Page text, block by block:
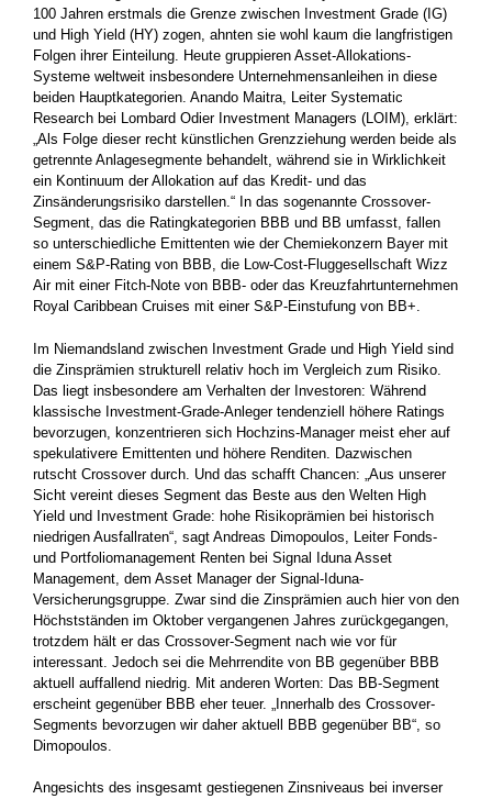
100 Jahren erstmals die Grenze zwischen Investment Grade (IG)
und High Yield (HY) zogen, ahnten sie wohl kaum die langfristigen
Folgen ihrer Einteilung. Heute gruppieren Asset-Allokations-
Systeme weltweit insbesondere Unternehmensanleihen in diese
beiden Hauptkategorien. Anando Maitra, Leiter Systematic
Research bei Lombard Odier Investment Managers (LOIM), erklärt:
„Als Folge dieser recht künstlichen Grenzziehung werden beide als
getrennte Anlagesegmente behandelt, während sie in Wirklichkeit
ein Kontinuum der Allokation auf das Kredit- und das
Zinsänderungsrisiko darstellen.“ In das sogenannte Crossover-
Segment, das die Ratingkategorien BBB und BB umfasst, fallen
so unterschiedliche Emittenten wie der Chemiekonzern Bayer mit
einem S&P-Rating von BBB, die Low-Cost-Fluggesellschaft Wizz
Air mit einer Fitch-Note von BBB- oder das Kreuzfahrtunternehmen
Royal Caribbean Cruises mit einer S&P-Einstufung von BB+.
Im Niemandsland zwischen Investment Grade und High Yield sind
die Zinsprämien strukturell relativ hoch im Vergleich zum Risiko.
Das liegt insbesondere am Verhalten der Investoren: Während
klassische Investment-Grade-Anleger tendenziell höhere Ratings
bevorzugen, konzentrieren sich Hochzins-Manager meist eher auf
spekulativere Emittenten und höhere Renditen. Dazwischen
rutscht Crossover durch. Und das schafft Chancen: „Aus unserer
Sicht vereint dieses Segment das Beste aus den Welten High
Yield und Investment Grade: hohe Risikoprämien bei historisch
niedrigen Ausfallraten“, sagt Andreas Dimopoulos, Leiter Fonds-
und Portfoliomanagement Renten bei Signal Iduna Asset
Management, dem Asset Manager der Signal-Iduna-
Versicherungsgruppe. Zwar sind die Zinsprämien auch hier von den
Höchstständen im Oktober vergangenen Jahres zurückgegangen,
trotzdem hält er das Crossover-Segment nach wie vor für
interessant. Jedoch sei die Mehrrendite von BB gegenüber BBB
aktuell auffallend niedrig. Mit anderen Worten: Das BB-Segment
erscheint gegenüber BBB eher teuer. „Innerhalb des Crossover-
Segments bevorzugen wir daher aktuell BBB gegenüber BB“, so
Dimopoulos.
Angesichts des insgesamt gestiegenen Zinsniveaus bei inverser